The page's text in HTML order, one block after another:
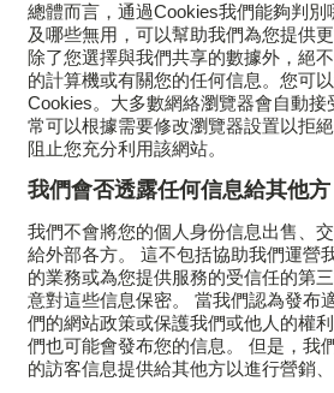
總體而言，通過Cookies我們能夠判別
及哪些無用，可以幫助我們為您提供
除了您選擇與我們共享的數據外，絕
的計算機或有關您的任何信息。您可
Cookies。大多數網絡瀏覽器會自動接
常可以根據需要修改瀏覽器設置以拒
阻止您充分利用該網站。
我們會否透露任何信息給其他方
我們不會將您的個人身份信息出售、
給外部各方。 這不包括協助我們運營
的業務或為您提供服務的受信任的第
意對這些信息保密。 當我們認為發布
們的網站政策或保護我們或他人的權
們也可能會發布您的信息。 但是，我
的訪客信息提供給其他方以進行營銷、